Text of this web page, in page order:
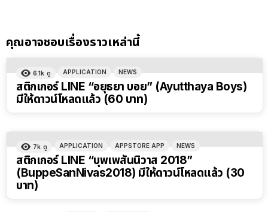
คุณอาจชอบเรื่องราวเหล่านี้
6.1k ดู APPLICATION NEWS
สติกเกอร์ LINE “อยุธยา บอย” (Ayutthaya Boys)
มีให้ดาวน์โหลดแล้ว (60 บาท)
7k ดู APPLICATION APPSTORE APP NEWS
สติกเกอร์ LINE “บุพเพสันนิวาส 2018”
(BuppeSanNivas2018) มีให้ดาวน์โหลดแล้ว (30
บาท)